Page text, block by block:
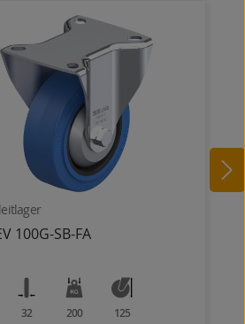
100G-SB-FA
32 200 125